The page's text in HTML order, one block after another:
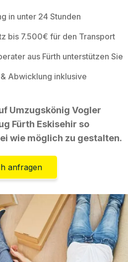
in unter 24 Stunden
bis 7.500€ für den Transport
aus Fürth unterstützen Sie
Abwicklung inklusive
Umzugskönig Vogler
Fürth Eskisehir so
wie möglich zu gestalten.
anfragen